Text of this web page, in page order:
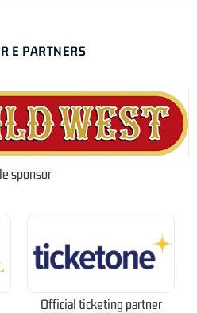
E PARTNERS
sponsor
Official ticketing partner